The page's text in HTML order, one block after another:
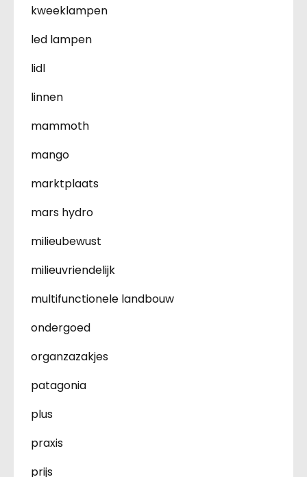
kweeklampen
led lampen
lidl
linnen
mammoth
mango
marktplaats
mars hydro
milieubewust
milieuvriendelijk
multifunctionele landbouw
ondergoed
organzazakjes
patagonia
plus
praxis
prijs